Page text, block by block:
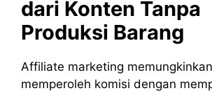
dari Konten Tanpa
Produksi Barang
Affiliate marketing
memperoleh komisi dengan